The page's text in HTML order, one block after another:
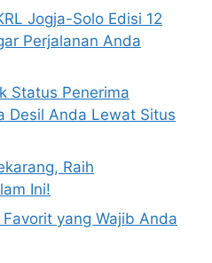
Jogja-Solo Edisi 12
Perjalanan Anda
Status Penerima
Desil Anda Lewat Situs
Raih
Ini!
yang Wajib Anda